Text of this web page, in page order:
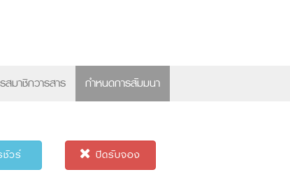
สมาชิกวารสาร กำหนดการสัมมนา
ชัวร์ ปิดรับจอง